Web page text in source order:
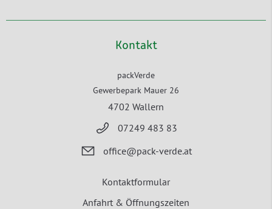
Kontakt
packVerde
Gewerbepark Mauer 26
4702 Wallern
07249 483 83
office@pack-verde.at
Kontaktformular
Anfahrt & Öffnungszeiten